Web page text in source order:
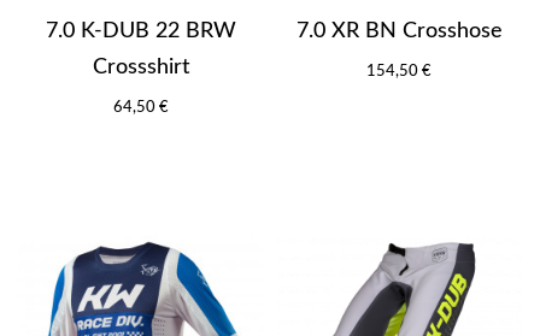
7.0 K-DUB 22 BRW
Crossshirt
64,50 €
7.0 XR BN Crosshose
154,50 €